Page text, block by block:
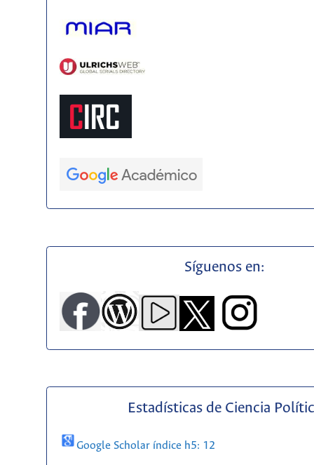
Síguenos en:
Estadísticas de Ciencia
Google Scholar índice h5: 12